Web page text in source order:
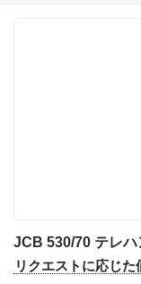
JCB 530/70 テレ
リクエストに応じた